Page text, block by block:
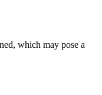
which may pose a